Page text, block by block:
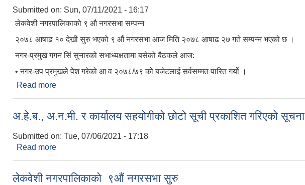
Submitted on: Sun, 07/11/2021 - 16:17
लेकवेशी नगरपालिकाको ९ औ नगरसभा सम्पन्न
२०७८ आषाढ १० देखी सुरु भएको ९ औं नगरसभा आज मिति २०७८ आषाढ २७ गते सम्पन्न भएको छ ।
नगर-प्रमुख गगन सिं सुनारको सभाध्यक्षतामा बसेको बैठकले आज:
• नगर-उप प्रमुखले पेश गरेको आ व २०७८/७९ को बजेटलाई सर्वसम्मत पारित गर्यो ।
Read more
अ.हे.ब., अ.न.मी. र कार्यालय सहयोगीको छोटो सूची प्रकाशित गरिएको सूचना
Submitted on: Tue, 07/06/2021 - 17:18
Read more
लेकवेशी नगरपालिकाको ९औं नगरसभा सुरु